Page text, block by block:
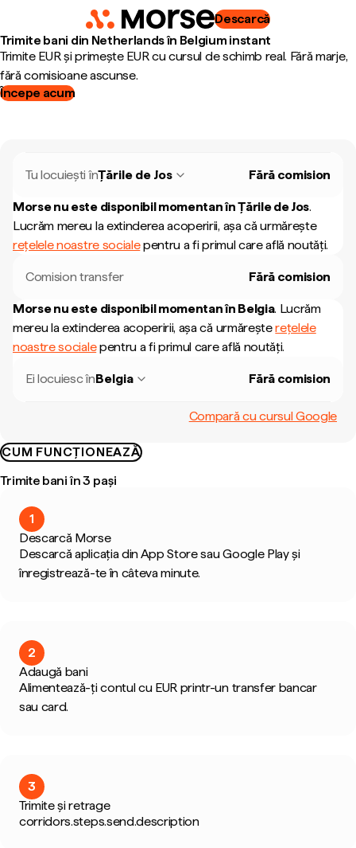
Descarcă
Trimite bani din Netherlands în Belgium instant
Trimite EUR și primește EUR cu cursul de schimb real. Fără marje,
fără comisioane ascunse.
Începe acum
Tu locuiești înȚările de Jos Fără comision
Morse nu este disponibil momentan înȚările de Jos.
Lucrăm mereu la extinderea acoperirii, așa că urmărește
rețelele noastre socialepentru a fi primul care află noutăți.
Comision transfer Fără comision
Morse nu este disponibil momentan în Belgia. Lucrăm
mereu la extinderea acoperirii, așa că urmăreșterețelele
noastre socialepentru a fi primul care află noutăți.
Ei locuiesc înBelgia Fără comision
Compară cu cursul Google
CUM FUNCȚIONEAZĂ
Trimite bani în 3 pași
1
Descarcă Morse
Descarcă aplicația din App Store sau Google Play și
înregistrează-te în câteva minute.
2
Adaugă bani
Alimentează-ți contul cu EUR printr-un transfer bancar
sau card.
3
Trimite și retrage
corridors.steps.send.description